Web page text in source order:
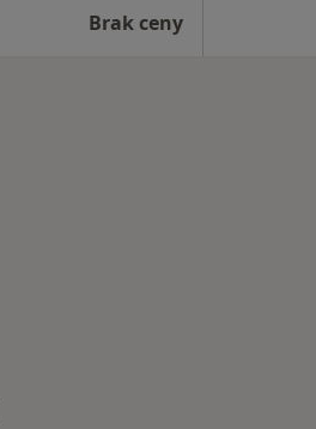
Brak ceny